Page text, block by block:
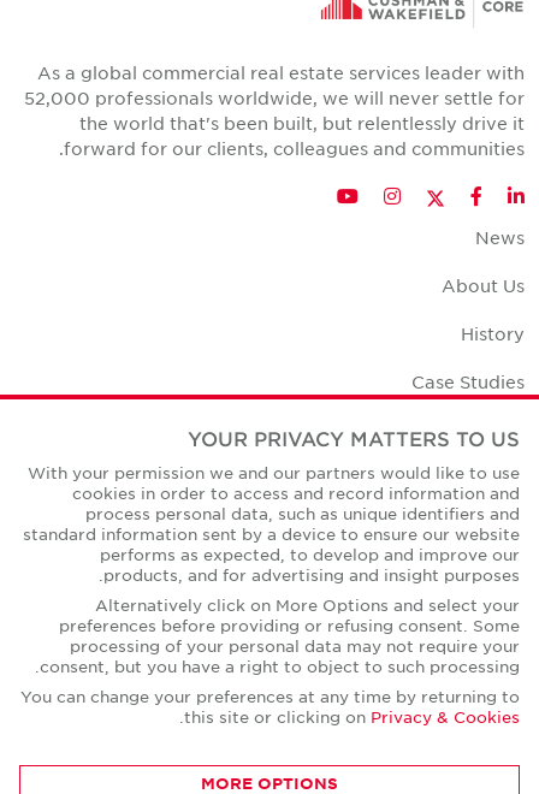
As a global commercial real estate services leader with
52,000 professionals worldwide, we will never settle for
the world that's been built, but relentlessly drive it
forward for our clients, colleagues and communities.
LinkedIn
Facebook
Twitter
Instagram
YouTube
News
About Us
History
Case Studies
Office Space Calculator
Careers
Contact Us
Office Locations
Corporate Social Responsibility
YOUR PRIVACY MATTERS TO US
With your permission we and our partners would like to use
cookies in order to access and record information and
process personal data, such as unique identifiers and
standard information sent by a device to ensure our website
performs as expected, to develop and improve our
products, and for advertising and insight purposes.
Alternatively click on More Options and select your
preferences before providing or refusing consent. Some
processing of your personal data may not require your
consent, but you have a right to object to such processing.
You can change your preferences at any time by returning to
this site or clicking on Privacy & Cookies
MORE OPTIONS